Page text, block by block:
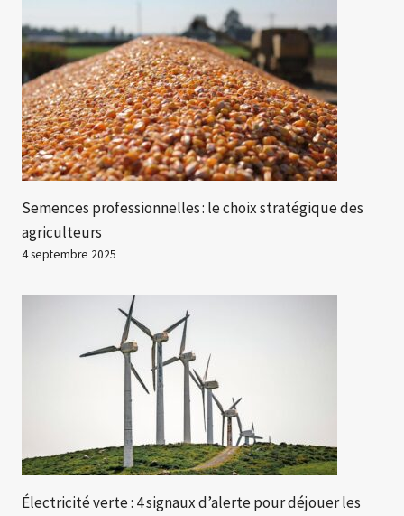
Semences professionnelles : le choix stratégique des
agriculteurs
4 septembre 2025
Électricité verte : 4 signaux d’alerte pour déjouer les